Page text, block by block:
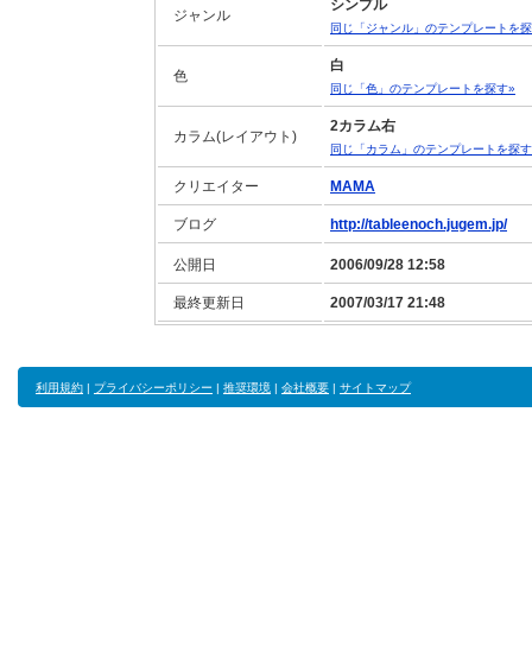
ジャンル
シンプル
同じ「ジャンル」のテンプレートを
色
白
同じ「色」のテンプレートを探す»
カラム(レイアウト)
2カラム右
同じ「カラム」のテンプレートを探
クリエイター MAMA
ブログ http://tableenoch.jugem.jp/
公開日 2006/09/28 12:58
最終更新日 2007/03/17 21:48
利用規約 | プライバシーポリシー | 推奨環境 | 会社概要 | サイトマップ